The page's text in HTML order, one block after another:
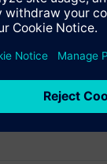
Termostatická
RTN51